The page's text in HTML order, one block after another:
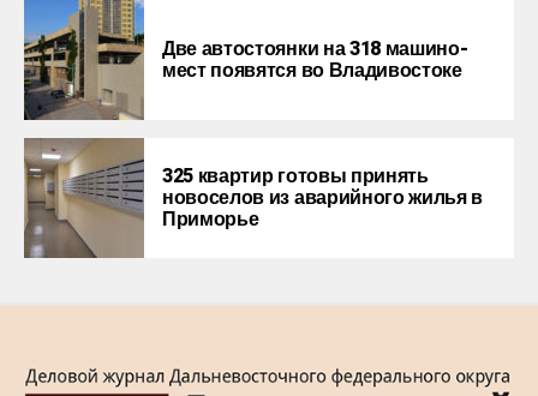
Две автостоянки на 318 машино-
мест появятся во Владивостоке
325 квартир готовы принять
новоселов из аварийного жилья в
Приморье